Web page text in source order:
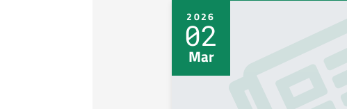
2026
02
Mar